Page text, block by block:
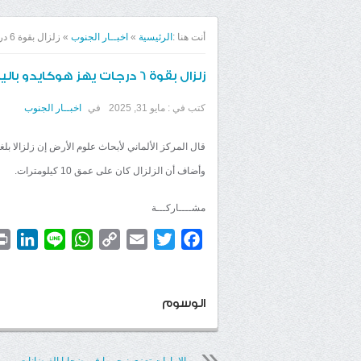
أنت هنا : الرئيسية » اخبــار الجنوب » زلزال بقوة 6 درجات يهز هوكايدو باليابان
زلزال بقوة 6 درجات يهز هوكايدو باليابان
كتب في : مايو 31, 2025 في اخبــار الجنوب
قال المركز الألماني لأبحاث علوم الأرض إن زلزالا بلغت قوته 6.1 درجة هز هوكايدو في
وأضاف أن الزلزال كان على عمق 10 كيلومترات.
مشــــاركـــة
Facebook
Twitter
Email
Copy
WhatsApp
Line
الوسوم